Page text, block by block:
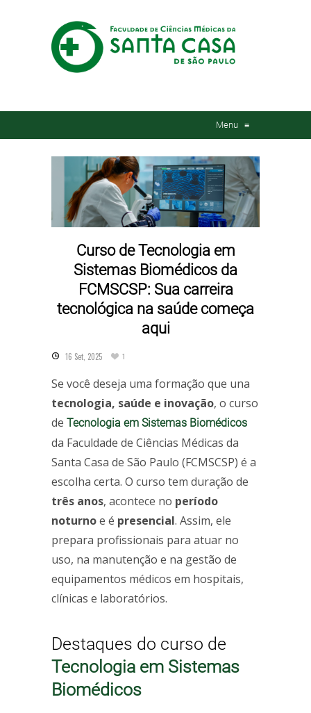
Menu ≡
Curso de Tecnologia em
Sistemas Biomédicos da
FCMSCSP: Sua carreira
tecnológica na saúde começa
aqui
16 Set, 2025 1
Se você deseja uma formação que una
tecnologia, saúde e inovação, o curso
de Tecnologia em Sistemas Biomédicos
da Faculdade de Ciências Médicas da
Santa Casa de São Paulo (FCMSCSP) é a
escolha certa. O curso tem duração de
três anos, acontece no período
noturnoe é presencial. Assim, ele
prepara profissionais para atuar no
uso, na manutenção e na gestão de
equipamentos médicos em hospitais,
clínicas e laboratórios.
Destaques do curso de
Tecnologia em Sistemas
Biomédicos